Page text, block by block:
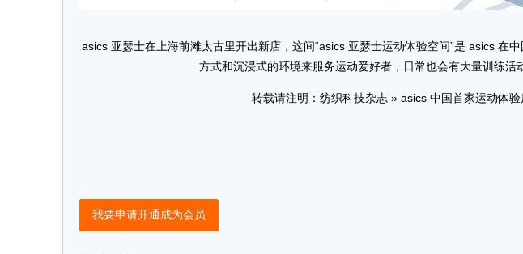
asics 亚瑟士在上海前滩太古里开出新店，这间“asics 亚瑟士运动体验空间”是 asics 在
方式和沉浸式的环境来服务运动爱好者，日常也会有大量训练活
转载请注明：纺织科技杂志 » asics 中国首家运动体
我要申请开通成为会员